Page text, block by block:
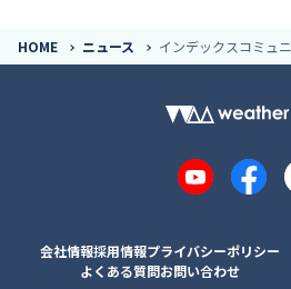
HOME ニュース インデックスコミ
YouTube
会社情報採用情報プライバシーポリシー
よくある質問お問い合わせ